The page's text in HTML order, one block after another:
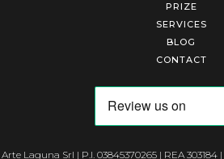
PRIZE
SERVICES
BLOG
CONTACT
Arte Laguna Srl | P.I. 03845370265 | REA 303184 |